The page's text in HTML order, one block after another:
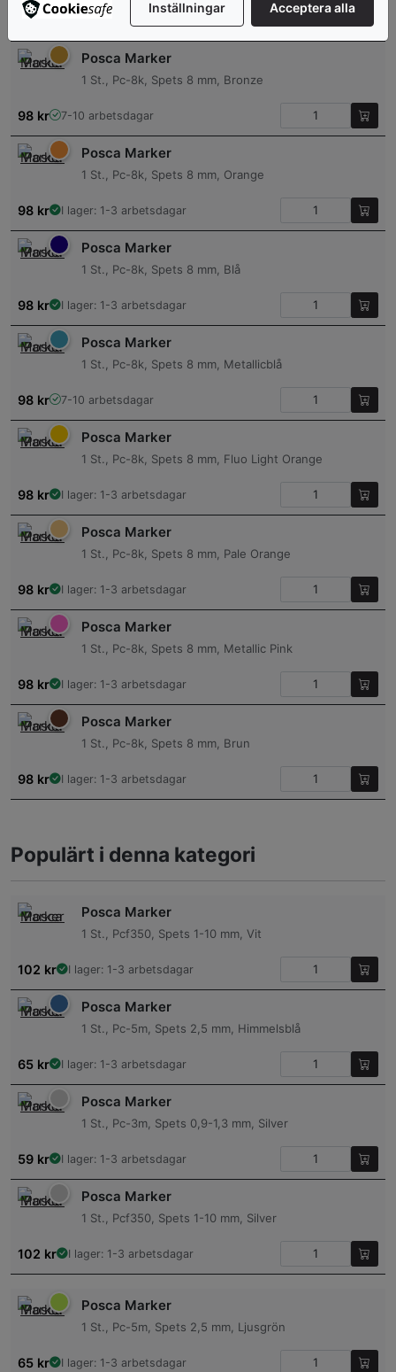
98 I lager: 1-3 arbetsdagar
Posca Marker
1 St., Pc-8k, Spets 8 mm, Bronze
98 kr 7-10 arbetsdagar
Posca Marker
1 St., Pc-8k, Spets 8 mm, Orange
98 kr I lager: 1-3 arbetsdagar
Posca Marker
1 St., Pc-8k, Spets 8 mm, Blå
98 kr I lager: 1-3 arbetsdagar
Posca Marker
1 St., Pc-8k, Spets 8 mm, Metallicblå
98 kr 7-10 arbetsdagar
Posca Marker
1 St., Pc-8k, Spets 8 mm, Fluo Light Orange
98 kr I lager: 1-3 arbetsdagar
Posca Marker
1 St., Pc-8k, Spets 8 mm, Pale Orange
98 kr I lager: 1-3 arbetsdagar
Posca Marker
1 St., Pc-8k, Spets 8 mm, Metallic Pink
98 kr I lager: 1-3 arbetsdagar
Posca Marker
1 St., Pc-8k, Spets 8 mm, Brun
98 kr I lager: 1-3 arbetsdagar
Populärt i denna kategori
Posca Marker
1 St., Pcf350, Spets 1-10 mm, Vit
102 kr I lager: 1-3 arbetsdagar
Posca Marker
1 St., Pc-5m, Spets 2,5 mm, Himmelsblå
65 kr I lager: 1-3 arbetsdagar
Posca Marker
1 St., Pc-3m, Spets 0,9-1,3 mm, Silver
59 kr I lager: 1-3 arbetsdagar
Posca Marker
1 St., Pcf350, Spets 1-10 mm, Silver
102 kr I lager: 1-3 arbetsdagar
Posca Marker
1 St., Pc-5m, Spets 2,5 mm, Ljusgrön
65 kr I lager: 1-3 arbetsdagar
Inställningar Acceptera alla